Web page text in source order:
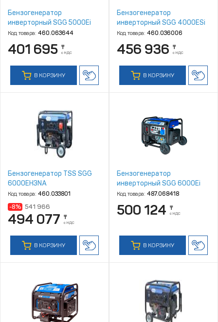
Бензогенератор
инверторный SGG 5000Ei
Код товара: 460.063644
401 695 ₸
с НДС
В КОРЗИНУ
Бензогенератор
инверторный SGG 4000ESi
Код товара: 460.036006
456 936 ₸
с НДС
В КОРЗИНУ
Бензогенератор TSS SGG
6000EH3NA
Код товара: 460.033801
-8% 541 966
494 077 ₸
с НДС
В КОРЗИНУ
Бензогенератор
инверторный SGG 6000Ei
Код товара: 487.068418
500 124 ₸
с НДС
В КОРЗИНУ